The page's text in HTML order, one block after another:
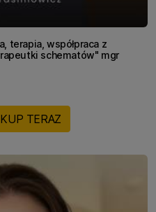
terapia, współpraca z
schematów" mgr
KUP TERAZ